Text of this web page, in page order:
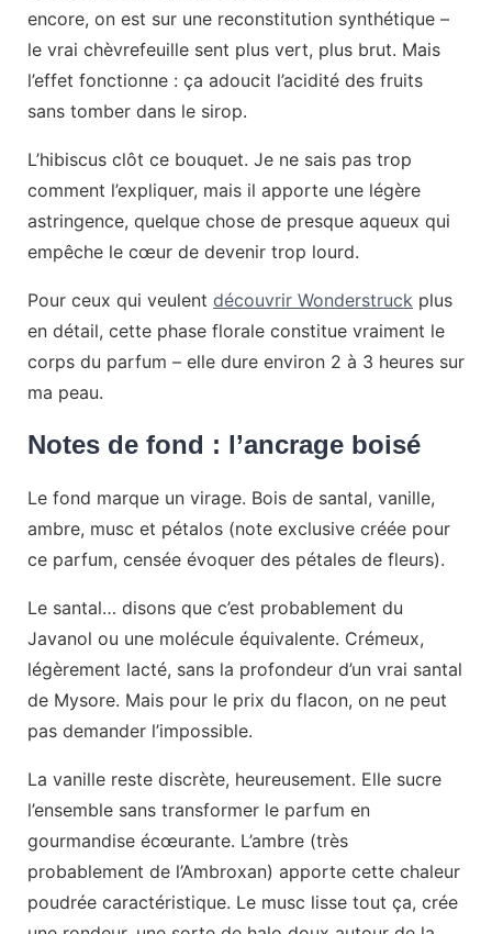
encore, on est sur une reconstitution synthétique –
le vrai chèvrefeuille sent plus vert, plus brut. Mais
l’effet fonctionne : ça adoucit l’acidité des fruits
sans tomber dans le sirop.
L’hibiscus clôt ce bouquet. Je ne sais pas trop
comment l’expliquer, mais il apporte une légère
astringence, quelque chose de presque aqueux qui
empêche le cœur de devenir trop lourd.
Pour ceux qui veulent découvrir Wonderstruck plus
en détail, cette phase florale constitue vraiment le
corps du parfum – elle dure environ 2 à 3 heures sur
ma peau.
Notes de fond : l’ancrage boisé
Le fond marque un virage. Bois de santal, vanille,
ambre, musc et pétalos (note exclusive créée pour
ce parfum, censée évoquer des pétales de fleurs).
Le santal… disons que c’est probablement du
Javanol ou une molécule équivalente. Crémeux,
légèrement lacté, sans la profondeur d’un vrai santal
de Mysore. Mais pour le prix du flacon, on ne peut
pas demander l’impossible.
La vanille reste discrète, heureusement. Elle sucre
l’ensemble sans transformer le parfum en
gourmandise écœurante. L’ambre (très
probablement de l’Ambroxan) apporte cette chaleur
poudrée caractéristique. Le musc lisse tout ça, crée